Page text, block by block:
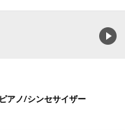
アノ/シンセサイザー